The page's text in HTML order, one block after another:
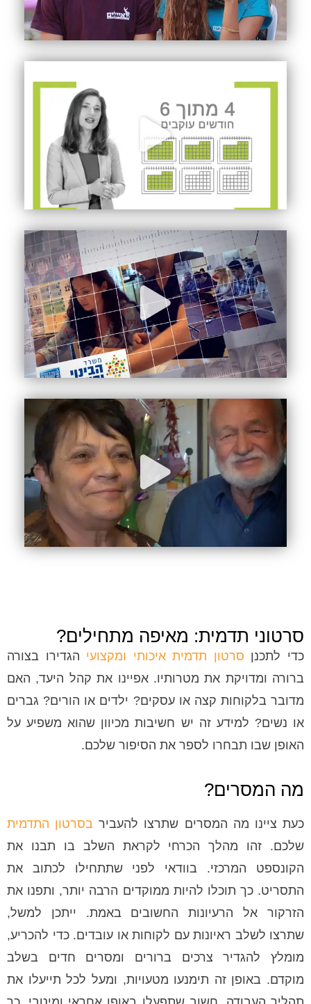
סרטוני תדמית: מאיפה מתחילים?
כדי לתכנן סרטון תדמית איכותי ומקצועי הגדירו בצורה
ברורה ומדויקת את מטרותיו. אפיינו את קהל היעד, האם
מדובר בלקוחות קצה או עסקים? ילדים או הורים? גברים
או נשים? למידע זה יש חשיבות מכיוון שהוא משפיע על
האופן שבו תבחרו לספר את הסיפור שלכם.
מה המסרים?
כעת ציינו מה המסרים שתרצו להעביר בסרטון התדמית
שלכם. זהו מהלך הכרחי לקראת השלב בו תבנו את
הקונספט המרכזי. בוודאי לפני שתתחילו לכתוב את
התסריט. כך תוכלו להיות ממוקדים הרבה יותר, ותפנו את
הזרקור אל הרעיונות החשובים באמת. ייתכן למשל,
שתרצו לשלב ראיונות עם לקוחות או עובדים. כדי להכריע,
מומלץ להגדיר צרכים ברורים ומסרים חדים בשלב
מוקדם. באופן זה תימנעו מטעויות, ומעל לכל תייעלו את